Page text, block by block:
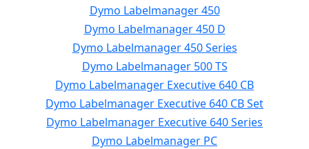
Dymo Labelmanager 450
Dymo Labelmanager 450 D
Dymo Labelmanager 450 Series
Dymo Labelmanager 500 TS
Dymo Labelmanager Executive 640 CB
Dymo Labelmanager Executive 640 CB Set
Dymo Labelmanager Executive 640 Series
Dymo Labelmanager PC